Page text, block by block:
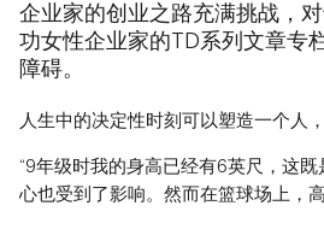
企业家的创业之路充满挑战，
功女性企业家的TD系列文章专
障碍。
人生中的决定性时刻可以塑造一个人
“9年级时我的身高已经有6英尺，这
心也受到了影响。然而在篮球场上，